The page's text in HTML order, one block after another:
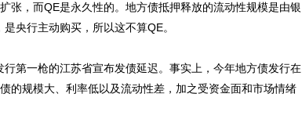
张，而QE是永久性的。地方债抵押释放的流动性规模是由银
央行主动购买，所以这不算QE。
一枪的江苏省宣布发债延迟。事实上，今年地方债发行在
的规模大、利率低以及流动性差，加之受资金面和市场情绪